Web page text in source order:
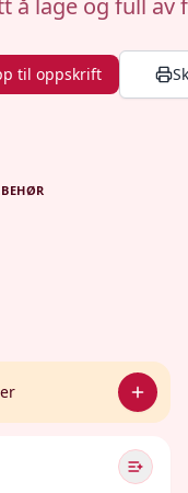
å lage og full av
til oppskrift